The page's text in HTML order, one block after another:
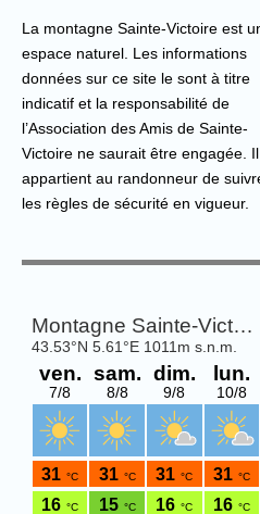
La montagne Sainte-Victoire est
espace naturel. Les informations
données sur ce site le sont à titre
indicatif et la responsabilité de
l’Association des Amis de Sainte-
Victoire ne saurait être engagée. Il
appartient au randonneur de
les règles de sécurité en vigueur.